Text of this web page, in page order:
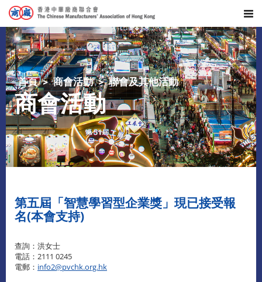
首頁 商會活動 聯會及其他活動
商會活動
第五屆「智慧學習型企業獎」現已接受報
名(本會支持)
查詢：洪女士
電話：2111 0245
電郵： info2@pvchk.org.hk